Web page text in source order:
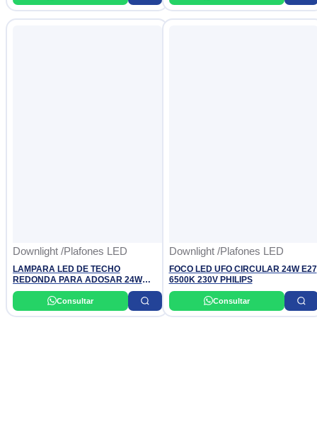
Downlight /Plafones LED
LAMPARA LED DE TECHO
REDONDA PARA ADOSAR 24W
DIXON
Consultar
Downlight /Plafones LED
FOCO LED UFO CIRCULAR 24W E27
6500K 230V PHILIPS
Consultar